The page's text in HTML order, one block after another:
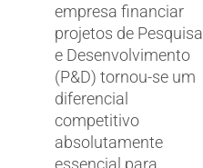
empresa financiar
projetos de Pesquisa
e Desenvolvimento
(P&D) tornou-se um
diferencial
competitivo
absolutamente
essencial para